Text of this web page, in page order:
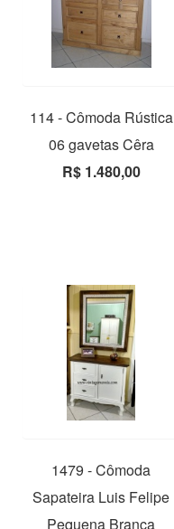
114 - Cômoda Rústica
06 gavetas Cêra
R$ 1.480,00
1479 - Cômoda
Sapateira Luis Felipe
Pequena Branca